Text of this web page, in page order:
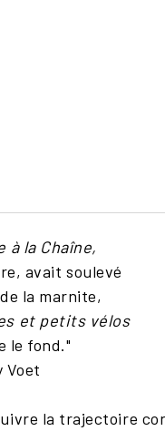
à la Chaîne,
avait soulevé
la marnite,
et petits vélos
le fond."
Voet
la trajectoire